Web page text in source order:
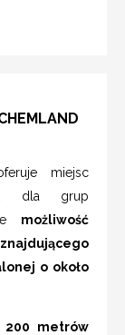
miejsc
dla grup
możliwość
o około
200 metrów